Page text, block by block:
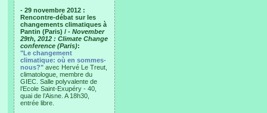
- 29 novembre 2012 :
Rencontre-débat sur les
changements climatiques à
Pantin (Paris) / - November
29th, 2012 : Climate Change
conference (Paris):
"Le changement
climatique: où en sommes-
nous?" avec Hervé Le Treut,
climatologue, membre du
GIEC. Salle polyvalente de
l’Ecole Saint-Exupéry - 40,
quai de l’Aisne. A 18h30,
entrée libre.